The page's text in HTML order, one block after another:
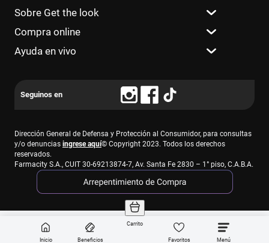
Inicio Beneficios
Carrito
Favoritos
Sobre Get the look
Compra online
Ayuda en vivo
Dirección General de Defensa y Protección al Consumidor, para consultas
y/o denuncias ingrese aquí© Copyright 2023. Todos los derechos
reservados.
Farmacity S.A., CUIT 30-69213874-7, Av. Santa Fe 2830 – 1° piso, C.A.B.A.